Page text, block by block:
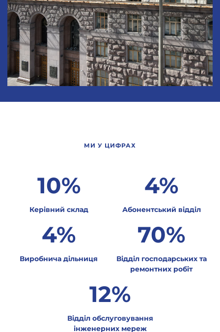
МИ У ЦИФРАХ
10%
Керівний склад
4%
Абонентський відділ
4%
Виробнича дільниця
70%
Відділ господарських та
ремонтних робіт
12%
Відділ обслуговування
інженерних мереж